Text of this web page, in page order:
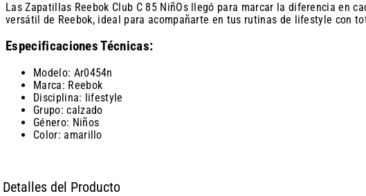
Las Zapatillas Reebok Club C 85 NiñOs llegó para marcar la diferencia en
versátil de Reebok, ideal para acompañarte en tus rutinas de lifestyle con
Especificaciones Técnicas:
Modelo: Ar0454n
Marca: Reebok
Disciplina: lifestyle
Grupo: calzado
Género: Niños
Color: amarillo
Detalles del Producto